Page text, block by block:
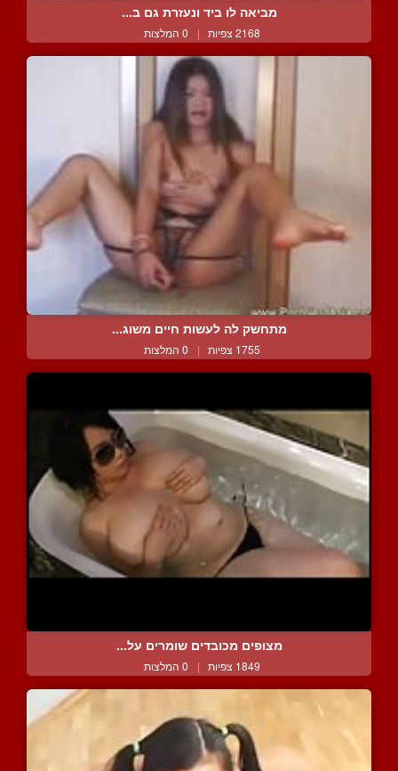
מביאה לו ביד ונעזרת גם ב...
2168 צפיות | 0 המלצות
מתחשק לה לעשות חיים משוג...
1755 צפיות | 0 המלצות
מצופים מכובדים שומרים על...
1849 צפיות | 0 המלצות